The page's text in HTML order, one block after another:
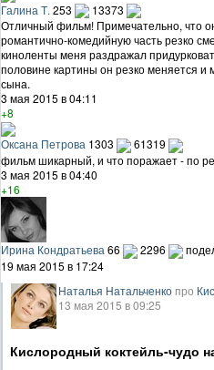
Галина Т. 253
13373
Отличный фильм! Примечательно, что
романтично-комедийную часть резко
киноленты меня раздражал
половине картины он резко меняется и
сына.
3 мая 2015 в 04:11
+8
Оксана Петрова 1303
61319
фильм шикарный, и что поражает - по
3 мая 2015 в 04:40
+16
Ирина Кондратьева 66 2296
19 мая 2015 в 17:24
Наталья Натальченко про
13 мая 2015 в 09:25
Кислородный коктейль-чудо